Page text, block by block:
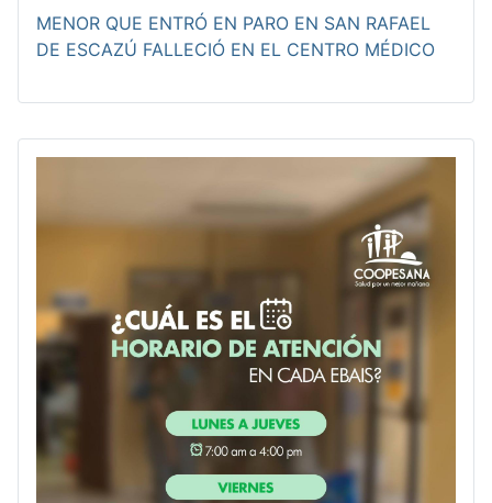
MENOR QUE ENTRÓ EN PARO EN SAN RAFAEL
DE ESCAZÚ FALLECIÓ EN EL CENTRO MÉDICO